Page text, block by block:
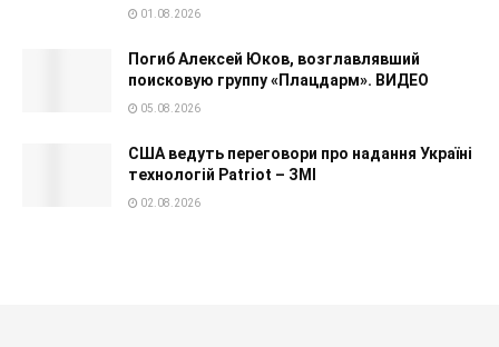
01.08.2026
Погиб Алексей Юков, возглавлявший
поисковую группу «Плацдарм». ВИДЕО
05.08.2026
США ведуть переговори про надання Україні
технологій Patriot – ЗМІ
02.08.2026